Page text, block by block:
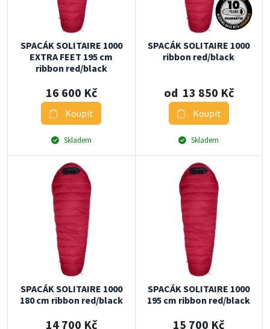
SPACÁK SOLITAIRE 1000
EXTRA FEET 195 cm
ribbon red/black
16 600 Kč
Koupit
Skladem
SPACÁK SOLITAIRE 1000
ribbon red/black
od 13 850 Kč
Koupit
Skladem
SPACÁK SOLITAIRE 1000
180 cm ribbon red/black
14 700 Kč
SPACÁK SOLITAIRE 1000
195 cm ribbon red/black
15 700 Kč